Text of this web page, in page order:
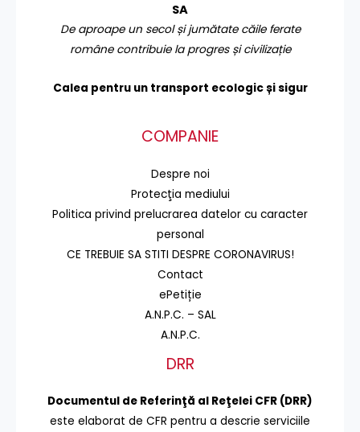
SA
De aproape un secol și jumătate căile ferate
române contribuie la progres și civilizație
Calea pentru un transport ecologic și sigur
COMPANIE
Despre noi
Protecţia mediului
Politica privind prelucrarea datelor cu caracter
personal
CE TREBUIE SA STITI DESPRE CORONAVIRUS!
Contact
ePetiție
A.N.P.C. – SAL
A.N.P.C.
DRR
Documentul de Referinţă al Reţelei CFR (DRR)
este elaborat de CFR pentru a descrie serviciile